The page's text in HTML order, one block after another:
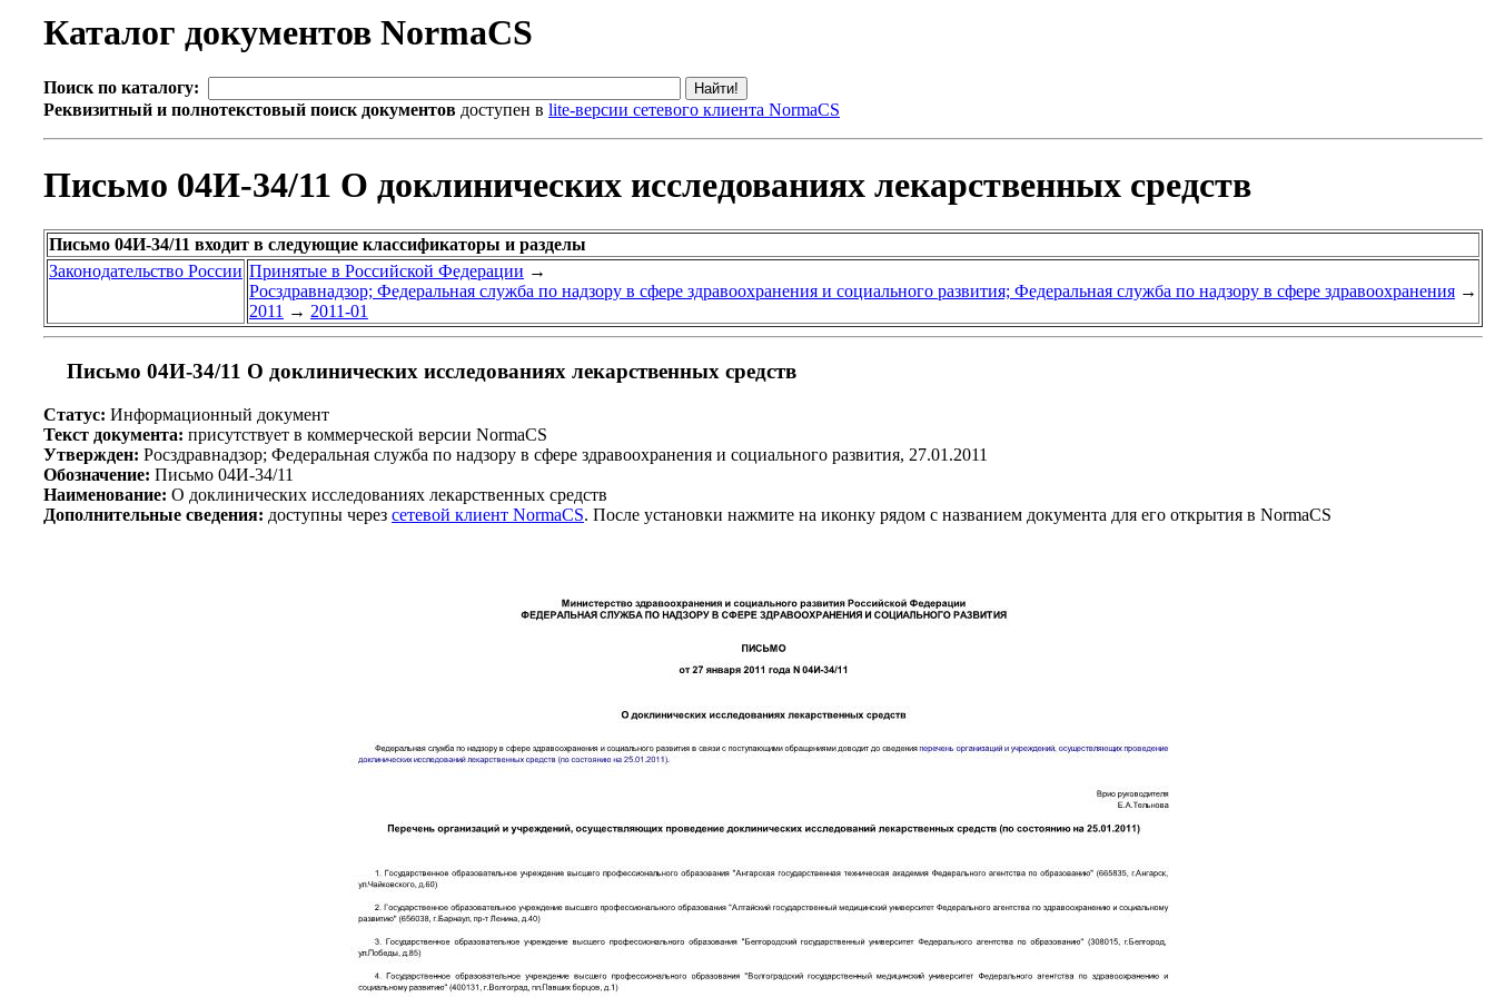
Каталог документов NormaCS
Поиск по каталогу:
Реквизитный и полнотекстовый поиск документов доступен в lite-версии сетевого клиента NormaCS
Письмо 04И-34/11 О доклинических исследованиях лекарственных средств
Письмо 04И-34/11 входит в следующие классификаторы и разделы
Законодательство России Принятые в Российской Федерации →
Росздравнадзор; Федеральная служба по надзору в сфере здравоохранения и социального развития; Федеральная служба по надзору в сфере здравоохранения →
2011 → 2011-01
Письмо 04И-34/11 О доклинических исследованиях лекарственных средств
Статус: Информационный документ
Текст документа: присутствует в коммерческой версии NormaCS
Утвержден: Росздравнадзор; Федеральная служба по надзору в сфере здравоохранения и социального развития, 27.01.2011
Обозначение: Письмо 04И-34/11
Наименование: О доклинических исследованиях лекарственных средств
Дополнительные сведения: доступны через сетевой клиент NormaCS. После установки нажмите на иконку рядом с названием документа для его открытия в NormaCS